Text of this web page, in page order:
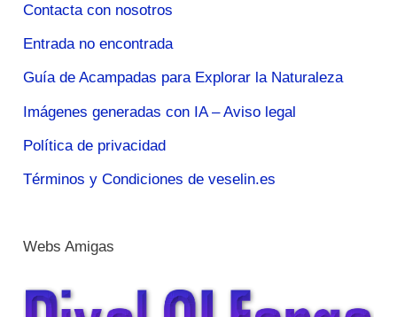
Contacta con nosotros
Entrada no encontrada
Guía de Acampadas para Explorar la Naturaleza
Imágenes generadas con IA – Aviso legal
Política de privacidad
Términos y Condiciones de veselin.es
Webs Amigas